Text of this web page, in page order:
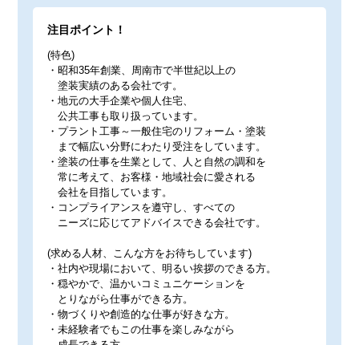
注目ポイント！
(特色)
・昭和35年創業、周南市で半世紀以上の
塗装実績のある会社です。
・地元の大手企業や個人住宅、
公共工事も取り扱っています。
・プラント工事～一般住宅のリフォーム・塗装
まで幅広い分野にわたり受注をしています。
・塗装の仕事を生業として、人と自然の調和を
常に考えて、お客様・地域社会に愛される
会社を目指しています。
・コンプライアンスを遵守し、すべての
ニーズに応じてアドバイスできる会社です。
(求める人材、こんな方をお待ちしています)
・社内や現場において、明るい挨拶のできる方。
・穏やかで、温かいコミュニケーションを
とりながら仕事ができる方。
・物づくりや創造的な仕事が好きな方。
・未経験者でもこの仕事を楽しみながら